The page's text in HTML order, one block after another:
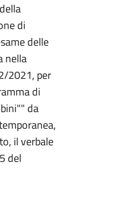
di
delle
nella
2021, per
di
da
il verbale
del